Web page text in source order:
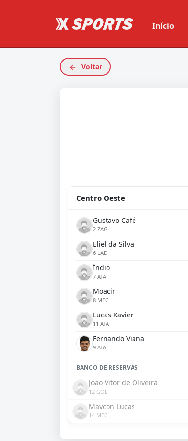
Início
Voltar
Centro Oeste
Gustavo Café
2 ZAG
Eliel da Silva
6 LAD
Índio
7 ATA
Moacir
8 MEC
Lucas Xavier
11 ATA
Fernando Viana
9 ATA
BANCO DE RESERVAS
Joao Vitor de Oliveira
12 GOL
Maycon Lucas
14 MEC